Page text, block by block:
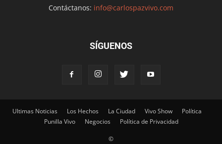
Contáctanos: info@carlospazvivo.com
SÍGUENOS
Ultimas Noticias Los Hechos La Ciudad Vivo Show
Política
Punilla Vivo
Negocios Política de Privacidad
©